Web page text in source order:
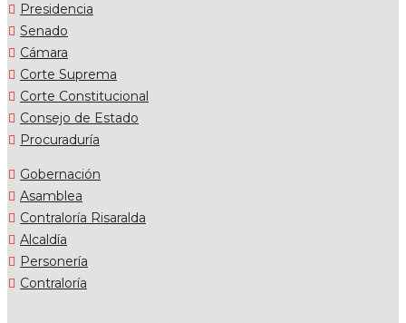
Presidencia
Senado
Cámara
Corte Suprema
Corte Constitucional
Consejo de Estado
Procuraduría
Gobernación
Asamblea
Contraloría Risaralda
Alcaldía
Personería
Contraloría